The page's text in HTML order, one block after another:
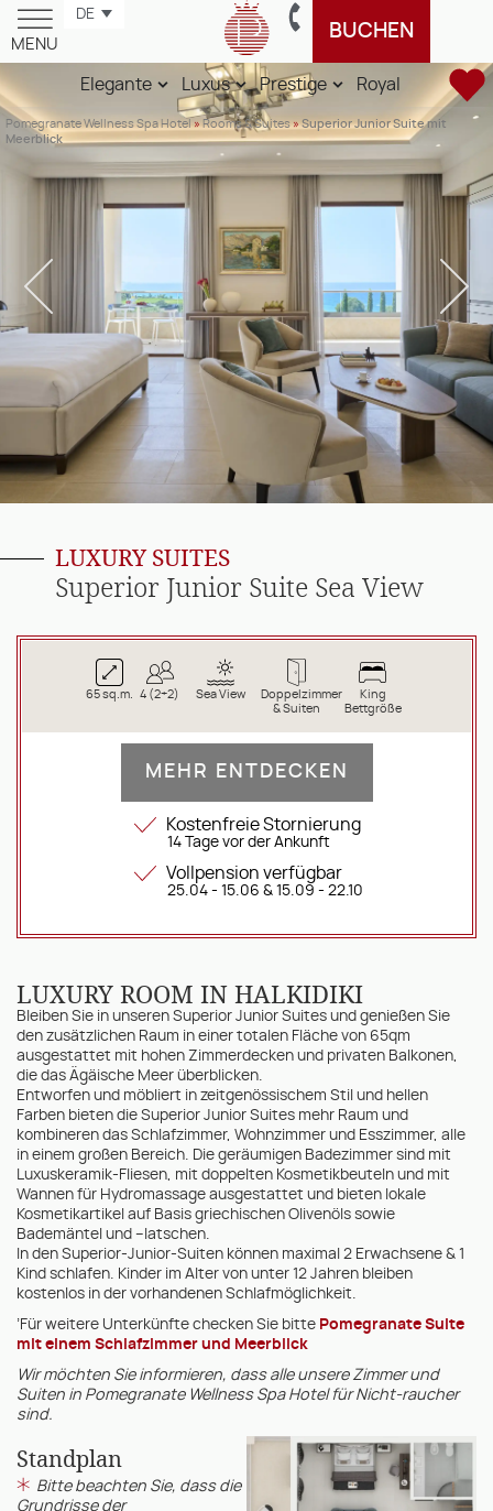
MENU
DE
BUCHEN
Elegante Luxus Prestige Royal
Pomegranate Wellness Spa Hotel»Rooms & Suites»Superior Junior Suite mit
Meerblick
LUXURY SUITES
Superior Junior Suite Sea View
65 sq.m. 4 (2+2) Sea View
Doppelzimmer
& Suiten
King
Bettgröße
MEHR ENTDECKEN
Kostenfreie Stornierung
14 Tage vor der Ankunft
Vollpension verfügbar
25.04 - 15.06 & 15.09 - 22.10
LUXURY ROOM IN HALKIDIKI
Bleiben Sie in unseren Superior Junior Suites und genießen Sie
den zusätzlichen Raum in einer totalen Fläche von 65qm
ausgestattet mit hohen Zimmerdecken und privaten Balkonen,
die das Ägäische Meer überblicken.
Entworfen und möbliert in zeitgenössischem Stil und hellen
Farben bieten die Superior Junior Suites mehr Raum und
kombineren das Schlafzimmer, Wohnzimmer und Esszimmer, alle
in einem großen Bereich. Die geräumigen Badezimmer sind mit
Luxuskeramik-Fliesen, mit doppelten Kosmetikbeuteln und mit
Wannen für Hydromassage ausgestattet und bieten lokale
Kosmetikartikel auf Basis griechischen Olivenöls sowie
Bademäntel und –latschen.
In den Superior-Junior-Suiten können maximal 2 Erwachsene & 1
Kind schlafen. Kinder im Alter von unter 12 Jahren bleiben
kostenlos in der vorhandenen Schlafmöglichkeit.
’Für weitere Unterkünfte checken Sie bitte Pomegranate Suite
mit einem Schlafzimmer und Meerblick
Wir möchten Sie informieren, dass alle unsere Zimmer und
Suiten in Pomegranate Wellness Spa Hotel für Nicht-raucher
sind.
Standplan
Bitte beachten Sie, dass die
Grundrisse der